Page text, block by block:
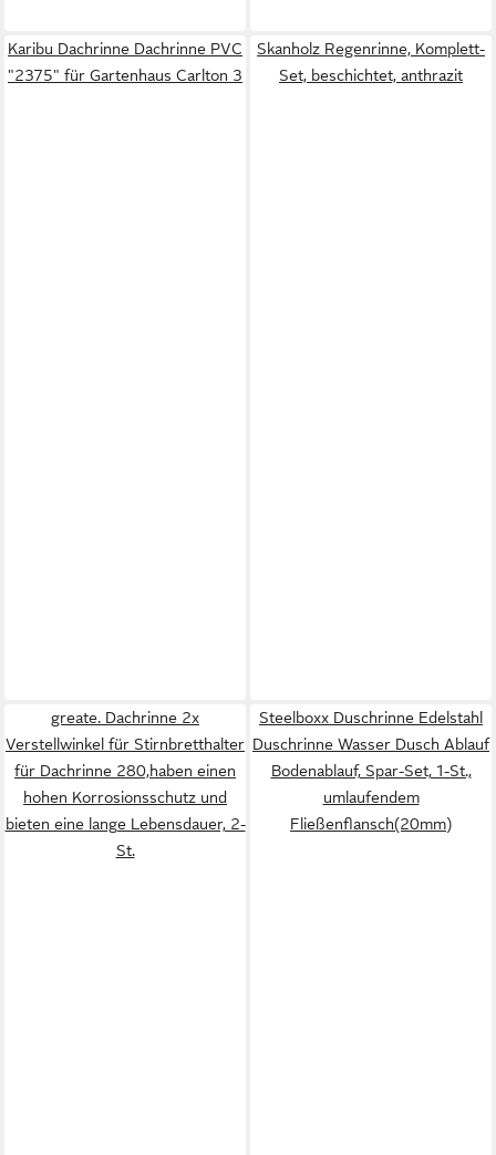
Karibu Dachrinne Dachrinne PVC
"2375" für Gartenhaus Carlton 3
Skanholz Regenrinne, Komplett-
Set, beschichtet, anthrazit
greate. Dachrinne 2x
Verstellwinkel für Stirnbretthalter
für Dachrinne 280,haben einen
hohen Korrosionsschutz und
bieten eine lange Lebensdauer, 2-
St.
Steelboxx Duschrinne Edelstahl
Duschrinne Wasser Dusch Ablauf
Bodenablauf, Spar-Set, 1-St.,
umlaufendem
Fließenflansch(20mm)